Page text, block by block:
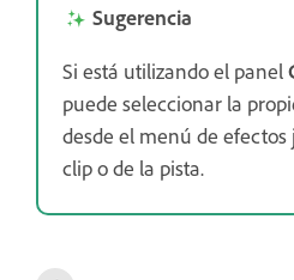
Sugerencia
Si está utilizando el panel
puede seleccionar la
desde el menú de
clip o de la pista.